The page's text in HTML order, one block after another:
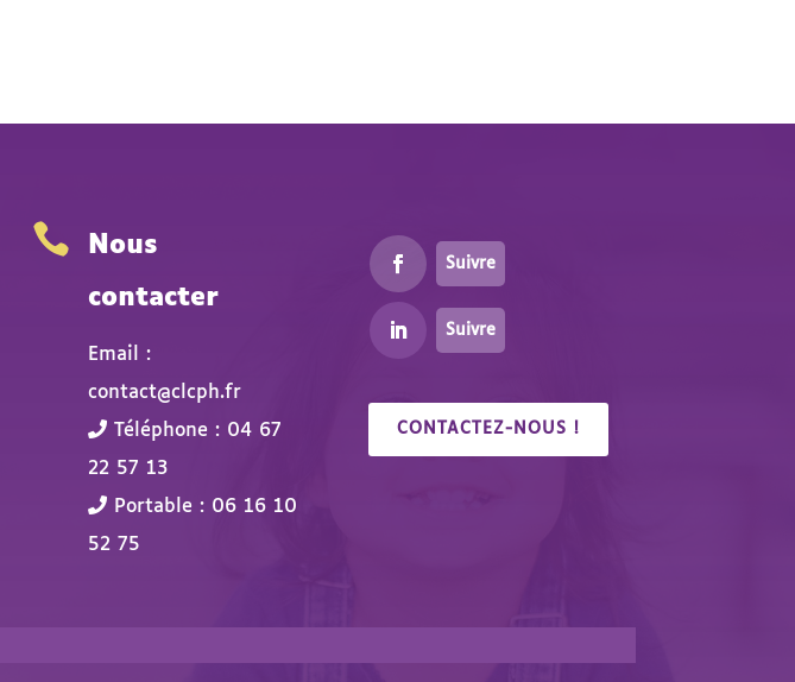

Nous
contacter
Email :
contact@clcph.fr
Téléphone : 04 67
22 57 13
Portable : 06 16 10
52 75
Suivre
Suivre
CONTACTEZ-NOUS !